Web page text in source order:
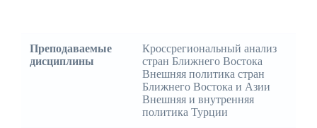
Преподаваемые
дисциплины
Кроссрегиональный анализ
стран Ближнего Востока
Внешняя политика стран
Ближнего Востока и Азии
Внешняя и внутренняя
политика Турции